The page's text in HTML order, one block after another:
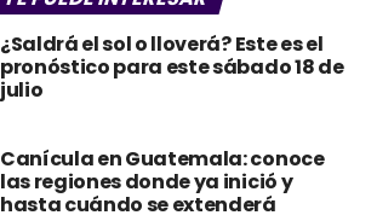
¿Saldrá el sol o lloverá? Este es el
pronóstico para este sábado 18 de
julio
Canícula en Guatemala: conoce
las regiones donde ya inició y
hasta cuándo se extenderá